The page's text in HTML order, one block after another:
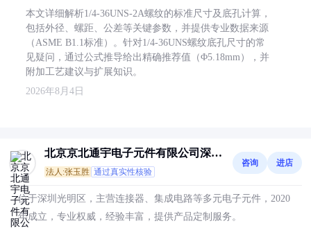
本文详细解析1/4-36UNS-2A螺纹的标准尺寸及底孔计算，
包括外径、螺距、公差等关键参数，并提供专业数据来源
（ASME B1.1标准）。针对1/4-36UNS螺纹底孔尺寸的常
见疑问，通过公式推导给出精确推荐值（Φ5.18mm），并
附加工艺建议与扩展知识。
2026年8月4日
北京京北通宇电子元件有限公司深圳
分公司
法人:张玉胜 通过真实性核验
咨询 进店
位于深圳光明区，主营连接器、集成电路等多元电子元件，2020
年成立，专业权威，经验丰富，提供产品定制服务。